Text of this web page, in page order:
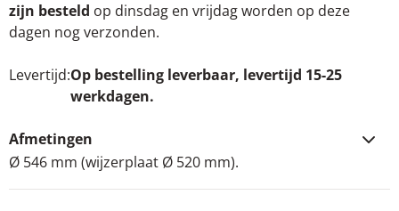
zijn besteld op dinsdag en vrijdag worden op deze
dagen nog verzonden.
Levertijd Op bestelling leverbaar, levertijd 15-25
werkdagen.
Afmetingen
Ø 546 mm (wijzerplaat Ø 520 mm).